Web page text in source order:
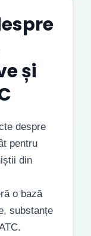
și
despre
pentru
din
o bază
substanțe